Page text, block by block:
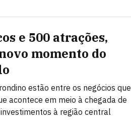
e 500 atrações,
momento do
estão entre os negócios que
acontece em meio à chegada de
à região central